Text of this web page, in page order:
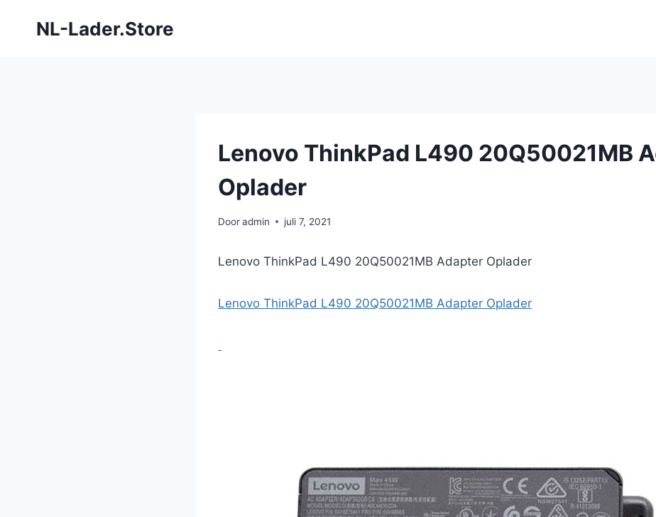
NL-Lader.Store
Lenovo ThinkPad L490 20Q50021MB
Oplader
Dooradmin juli 7, 2021
Lenovo ThinkPad L490 20Q50021MB Adapter Oplader
Lenovo ThinkPad L490 20Q50021MB Adapter Oplader